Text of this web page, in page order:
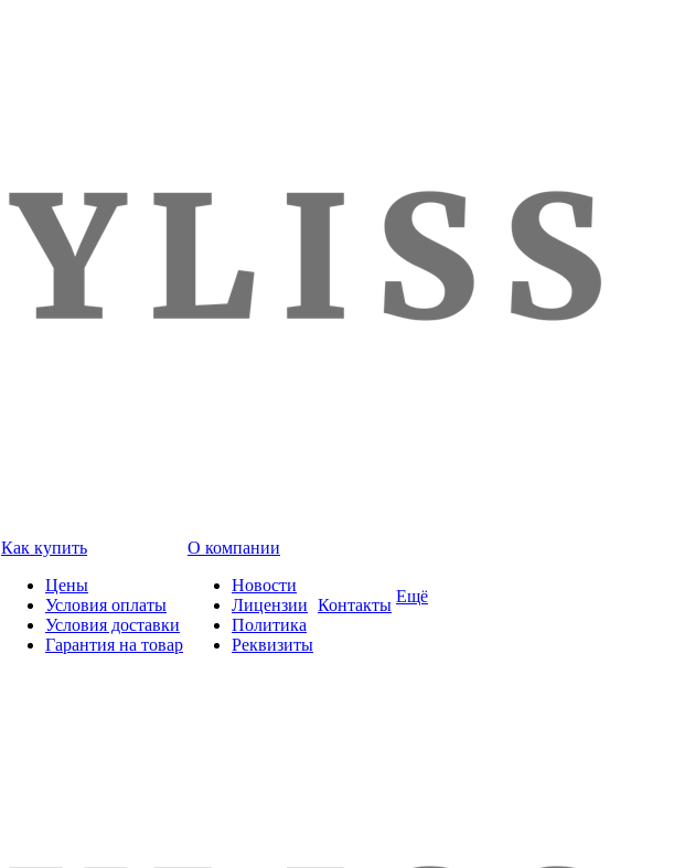
Как купить
Цены
Условия оплаты
Условия доставки
Гарантия на товар
О компании
Новости
Лицензии
Политика
Реквизиты
Контакты Ещё